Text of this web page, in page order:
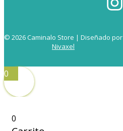
© 2026 Caminalo Store | Diseñado por
Nivaxel
0
0